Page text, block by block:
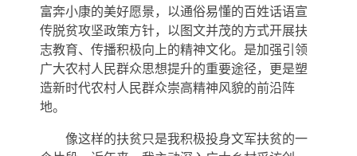
富奔小康的美好愿景，以通俗易懂的百姓话语宣
传脱贫攻坚政策方针，以图文并茂的方式开展扶
志教育、传播积极向上的精神文化。是加强引领
广大农村人民群众思想提升的重要途径，更是塑
造新时代农村人民群众崇高精神风貌的前沿阵
地。
像这样的扶贫只是我积极投身文军扶贫的一